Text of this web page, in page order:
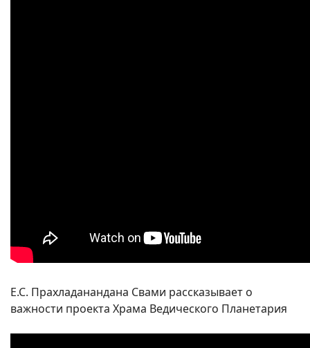
Е.С. Прахладанандана Свами рассказывает о
важности проекта Храма Ведического Планетария